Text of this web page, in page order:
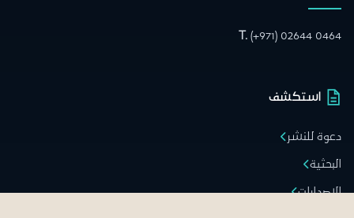
T. (+971) 02644 0464
استكشف
دعوة للنشر
البحثية
الإصدارات